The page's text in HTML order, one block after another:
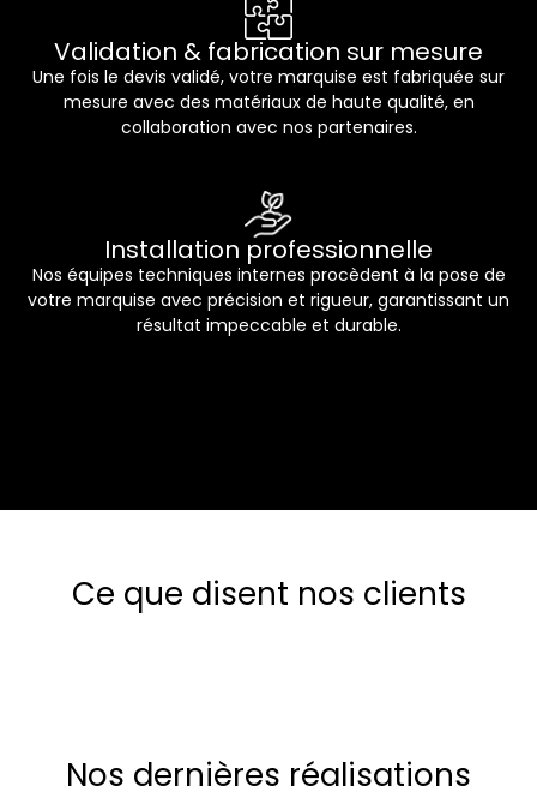
Validation & fabrication sur mesure
Une fois le devis validé, votre marquise est fabriquée sur
mesure avec des matériaux de haute qualité, en
collaboration avec nos partenaires.
Installation professionnelle
Nos équipes techniques internes procèdent à la pose de
votre marquise avec précision et rigueur, garantissant un
résultat impeccable et durable.
Ce que disent nos clients
Nos dernières réalisations